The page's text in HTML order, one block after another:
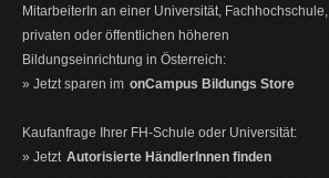
MitarbeiterIn an einer Universität, Fachhochschule,
privaten oder öffentlichen höheren
Bildungseinrichtung in Österreich:
» Jetzt sparen im onCampus Bildungs Store
Kaufanfrage Ihrer FH-Schule oder Universität:
» Jetzt Autorisierte HändlerInnen finden